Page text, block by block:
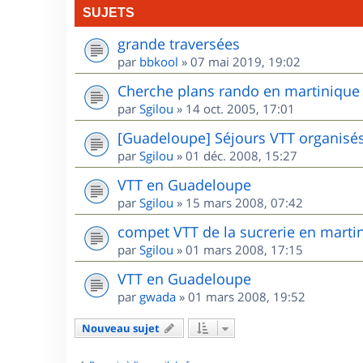
SUJETS
grande traversées
par bbkool » 07 mai 2019, 19:02
Cherche plans rando en martinique
par Sgilou » 14 oct. 2005, 17:01
[Guadeloupe] Séjours VTT
par Sgilou » 01 déc. 2008, 15:27
VTT en Guadeloupe
par Sgilou » 15 mars 2008, 07:42
compet VTT de la sucrerie en
par Sgilou » 01 mars 2008, 17:15
VTT en Guadeloupe
par gwada » 01 mars 2008, 19:52
Nouveau sujet